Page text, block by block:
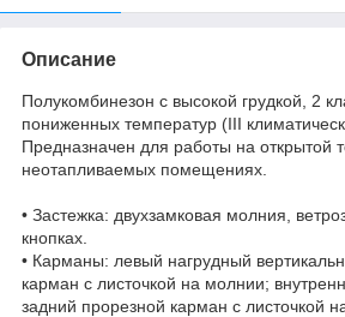
Описание
Полукомбинезон с высокой грудкой, 2
пониженных температур (III
Предназначен для работы на открытой
неотапливаемых помещениях.
• Застежка: двухзамковая молния,
кнопках.
• Карманы: левый нагрудный
карман с листочкой на молнии;
задний прорезной карман с листочкой